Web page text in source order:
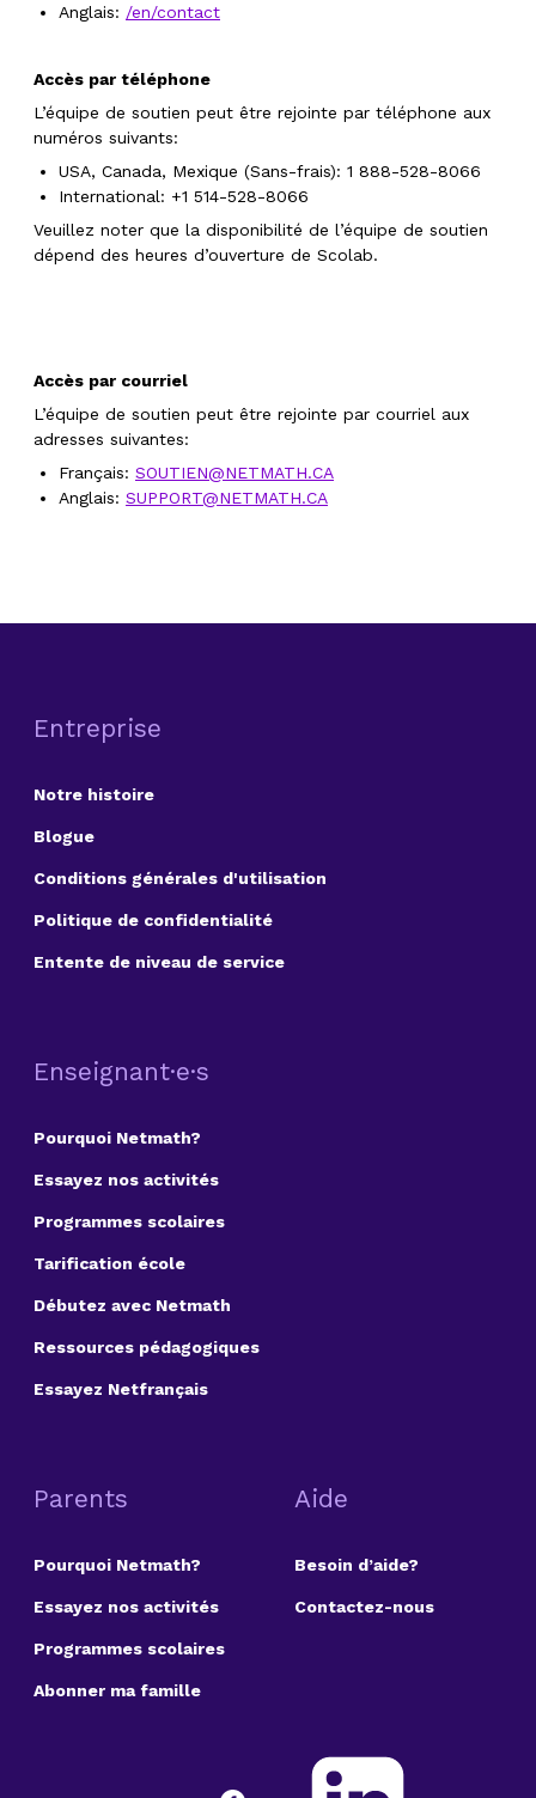
Anglais: /en/contact
Accès par téléphone
L’équipe de soutien peut être rejointe par téléphone aux
numéros suivants:
USA, Canada, Mexique (Sans-frais): 1 888-528-8066
International: +1 514-528-8066
Veuillez noter que la disponibilité de l’équipe de soutien
dépend des heures d’ouverture de Scolab.
Accès par courriel
L’équipe de soutien peut être rejointe par courriel aux
adresses suivantes:
Français: SOUTIEN@NETMATH.CA
Anglais: SUPPORT@NETMATH.CA
Entreprise
Notre histoire
Blogue
Conditions générales d'utilisation
Politique de confidentialité
Entente de niveau de service
Enseignant·e·s
Pourquoi Netmath?
Essayez nos activités
Programmes scolaires
Tarification école
Débutez avec Netmath
Ressources pédagogiques
Essayez Netfrançais
Parents
Pourquoi Netmath?
Essayez nos activités
Programmes scolaires
Abonner ma famille
Aide
Besoin d’aide?
Contactez-nous